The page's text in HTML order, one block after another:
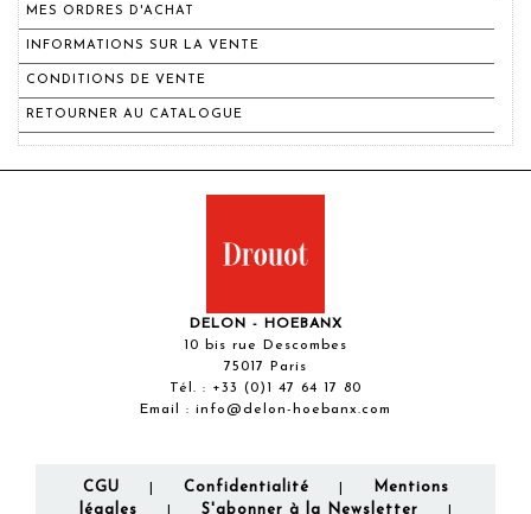
MES ORDRES D'ACHAT
INFORMATIONS SUR LA VENTE
CONDITIONS DE VENTE
RETOURNER AU CATALOGUE
DELON - HOEBANX
10 bis rue Descombes
75017 Paris
Tél. : +33 (0)1 47 64 17 80
Email : info@delon-hoebanx.com
CGU Confidentialité
Mentions
légales
S'abonner à la Newsletter